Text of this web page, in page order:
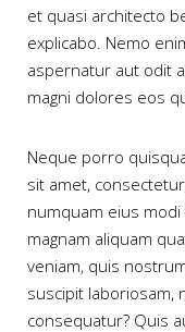
et quasi architecto
explicabo. Nemo
aspernatur aut odit
magni dolores eos
Neque porro
sit amet,
numquam eius
magnam aliquam
veniam, quis
suscipit laboriosam,
consequatur? Quis